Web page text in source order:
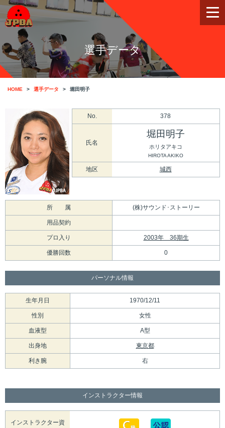
選手データ
HOME 選手データ 堀田明子
No. 378
氏名
堀田明子
ホリタアキコ
HIROTA AKIKO
地区 城西
所 属 (株)サウンド･ストーリー
用品契約
プロ入り 2003年 36期生
優勝回数 0
パーソナル情報
生年月日 1970/12/11
性別 女性
血液型 A型
出身地 東京都
利き腕 右
インストラクター情報
インストラクター資